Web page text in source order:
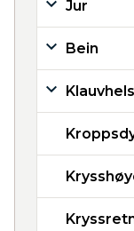
Jur
Bein